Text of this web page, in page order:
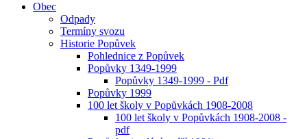
Obec
Odpady
Termíny svozu
Historie Popůvek
Pohlednice z Popůvek
Popůvky 1349-1999
Popůvky 1349-1999 - Pdf
Popůvky 1999
100 let školy v Popůvkách 1908-2008
100 let školy v Popůvkách 1908-2008 -
pdf